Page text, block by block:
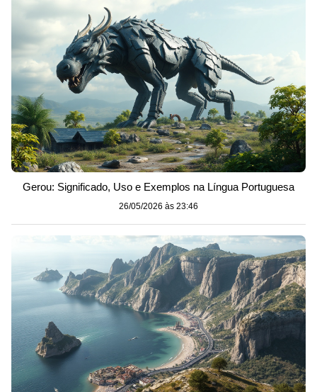
Gerou: Significado, Uso e Exemplos na Língua Portuguesa
26/05/2026 às 23:46